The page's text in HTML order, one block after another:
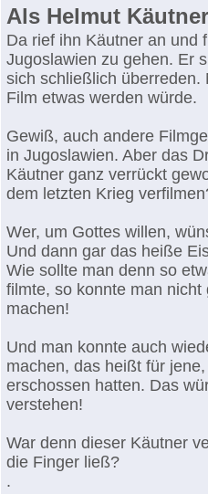
Als Helmut
Da rief ihn Käutner an und
Jugoslawien zu gehen. Er
sich schließlich
Film etwas werden würde.
Gewiß, auch andere
in Jugoslawien. Aber das
Käutner ganz verrückt
dem letzten Krieg
Wer, um Gottes willen,
Und dann gar das heiße
Wie sollte man denn so
filmte, so konnte man
machen!
Und man konnte auch
machen, das heißt für
erschossen hatten. Das
verstehen!
War denn dieser Käutner
die Finger ließ?
.